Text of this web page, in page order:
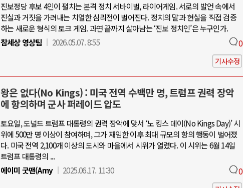
진보정당 후보 4인이 펼치는 본격 정치 서바이벌, 라이어게임. 서로의 발언 속에서
진실과 거짓을 가려내는 치열한 심리전이 벌어진다. 정치의 말과 현실을 직접 검증
하는 새로운 형식의 토크 게임. 과연 끝까지 살아남는 ‘진보 정치인’은 누구인가.
참세상 영상팀
2026.05.07. 8:55 0
기사수정
왕은 없다(No Kings) : 미국 전역 수백만 명, 트럼프 권력 장악
에 항의하며 군사 퍼레이드 압도
토요일, 도널드 트럼프 대통령의 권력 장악에 맞서 ‘노 킹스 데이(No Kings Day)’ 시
위에 500만 명 이상이 참여하며, 그가 재임한 이후 최대 규모의 항의 행동이 벌어졌
다. 미국 전역 2,100개 이상의 도시와 마을에서 시위가 열렸다. 이 시위는 6월 14일
트럼프 대통령의 ...
에이미 굿맨(Amy
2025.06.17. 11:30 0